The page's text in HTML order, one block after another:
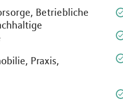
Betriebliche
Praxis,